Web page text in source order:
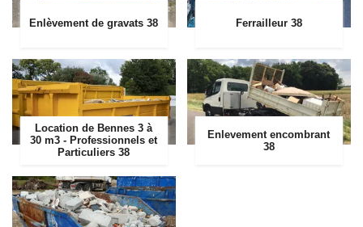
Enlèvement de gravats 38 Ferrailleur 38
Location de Bennes 3 à
30 m3 - Professionnels et
Particuliers 38
Enlevement encombrant
38